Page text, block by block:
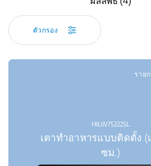
ตัวกรอง
ราย
HILW75222SL
เตาทำอาหารแบบติดตั้ง (
ซม.)